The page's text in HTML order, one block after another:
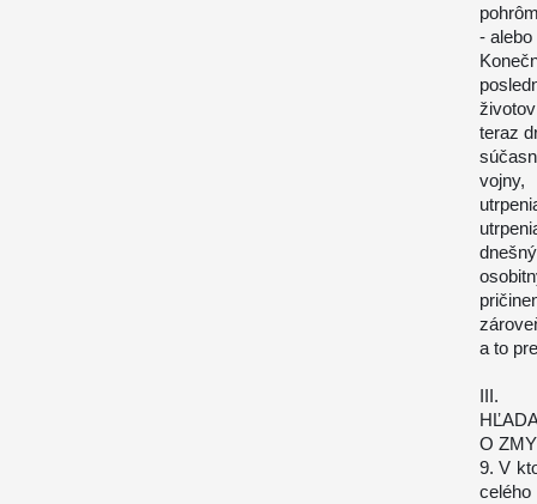
-
teraz
vojny,
a to
III.
O
9. V